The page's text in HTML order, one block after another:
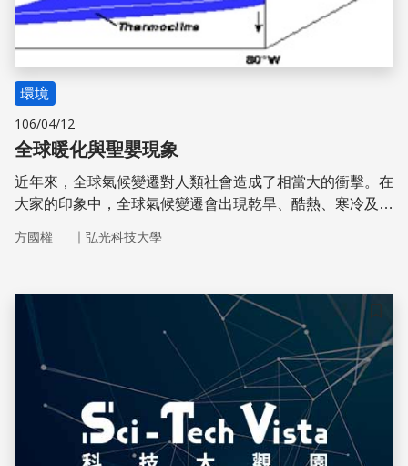
環境
106/04/12
全球暖化與聖嬰現象
近年來，全球氣候變遷對人類社會造成了相當大的衝擊。在
大家的印象中，全球氣候變遷會出現乾旱、酷熱、寒冷及大
豪雨的幕後兇手，其實是聖嬰現象和反聖嬰現象！而氣候變
方國權 ｜ 弘光科技大學
儲存